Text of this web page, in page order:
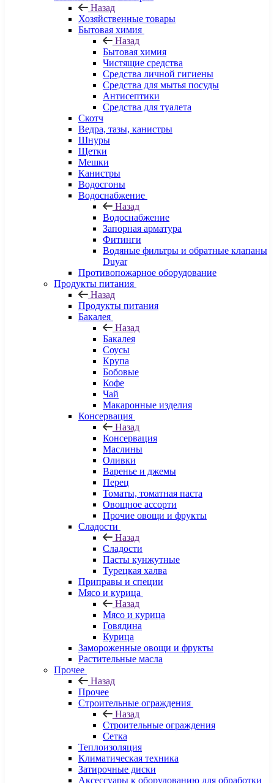
Назад
Хозяйственные товары
Бытовая химия
Назад
Бытовая химия
Чистящие средства
Средства личной гигиены
Средства для мытья посуды
Антисептики
Средства для туалета
Скотч
Ведра, тазы, канистры
Шнуры
Щетки
Мешки
Канистры
Водосгоны
Водоснабжение
Назад
Водоснабжение
Запорная арматура
Фитинги
Водяные фильтры и обратные клапаны
Duyar
Противопожарное оборудование
Продукты питания
Назад
Продукты питания
Бакалея
Назад
Бакалея
Соусы
Крупа
Бобовые
Кофе
Чай
Макаронные изделия
Консервация
Назад
Консервация
Маслины
Оливки
Варенье и джемы
Перец
Томаты, томатная паста
Овощное ассорти
Прочие овощи и фрукты
Сладости
Назад
Сладости
Пасты кунжутные
Турецкая халва
Приправы и специи
Мясо и курица
Назад
Мясо и курица
Говядина
Курица
Замороженные овощи и фрукты
Растительные масла
Прочее
Назад
Прочее
Строительные ограждения
Назад
Строительные ограждения
Сетка
Теплоизоляция
Климатическая техника
Затирочные диски
Аксессуары к оборудованию для обработки